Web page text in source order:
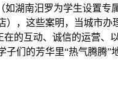
湖南汨罗为学生设置
，这些案明，当城市办
的互动、诚信的运营
们的芳华里“热气腾腾”